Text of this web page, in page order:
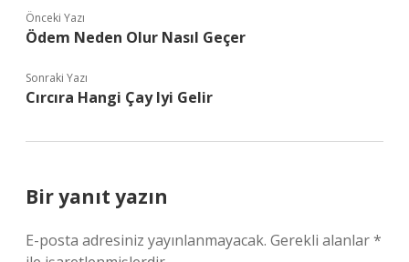
Önceki Yazı
Ödem Neden Olur Nasıl Geçer
Sonraki Yazı
Cırcıra Hangi Çay Iyi Gelir
Bir yanıt yazın
E-posta adresiniz yayınlanmayacak. Gerekli alanlar*